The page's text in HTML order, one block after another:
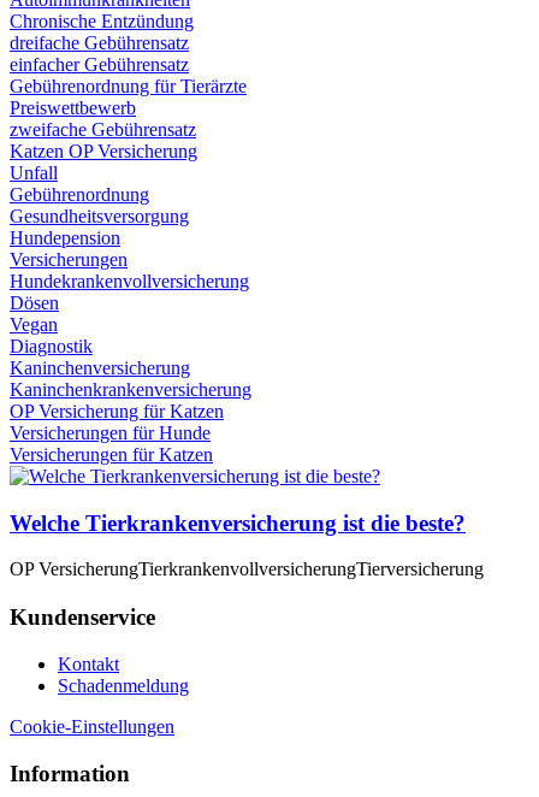
Chronische Entzündung
dreifache Gebührensatz
einfacher Gebührensatz
Gebührenordnung für Tierärzte
Preiswettbewerb
zweifache Gebührensatz
Katzen OP Versicherung
Unfall
Gebührenordnung
Gesundheitsversorgung
Hundepension
Versicherungen
Hundekrankenvollversicherung
Dösen
Vegan
Diagnostik
Kaninchenversicherung
Kaninchenkrankenversicherung
OP Versicherung für Katzen
Versicherungen für Hunde
Versicherungen für Katzen
Welche Tierkrankenversicherung ist die beste?
OP VersicherungTierkrankenvollversicherungTierversicherung
Kundenservice
Kontakt
Schadenmeldung
Cookie-Einstellungen
Information